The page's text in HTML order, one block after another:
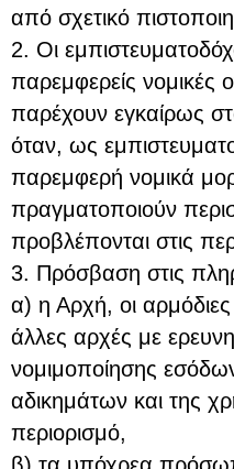
από σχετικό
2. Οι
παρεμφερείς νομικές
παρέχουν εγκαίρως
όταν, ως
παρεμφερή νομικά
πραγματοποιούν
προβλέπονται στις
3. Πρόσβαση στις
α) η Αρχή, οι αρμόδιες
άλλες αρχές με
νομιμοποίησης
αδικημάτων και της
περιορισμό,